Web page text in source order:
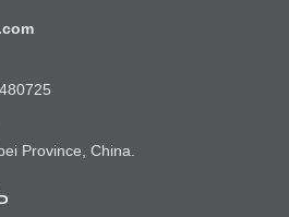
Province, China.